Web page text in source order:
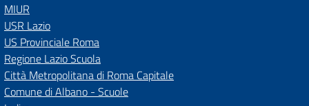
MIUR
USR Lazio
US Provinciale Roma
Regione Lazio Scuola
Città Metropolitana di Roma Capitale
Comune di Albano - Scuole